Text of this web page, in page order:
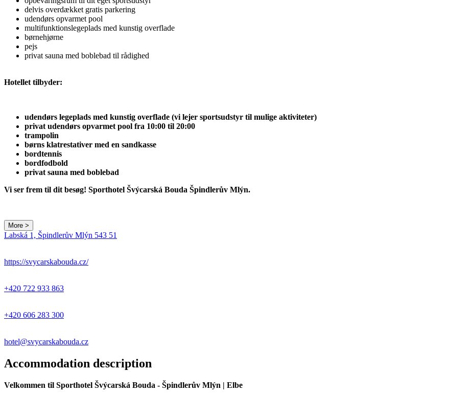
delvis overdækket gratis parkering
udendørs opvarmet pool
multifunktionslegeplads med kunstig overflade
børnehjørne
pejs
privat sauna med boblebad til rådighed
Hotellet tilbyder:
udendørs legeplads med kunstig overflade (vi lejer sportsudstyr til mulige aktiviteter)
privat udendørs opvarmet pool fra 10:00 til 20:00
trampolin
børns klatrestativer med en sandkasse
bordtennis
bordfodbold
privat sauna med boblebad
Vi ser frem til dit besøg! Sporthotel Švýcarská Bouda Špindlerův Mlýn.
More >
Labská 1, Špindlerův Mlýn 543 51
https://svycarskabouda.cz/
+420 722 933 863
+420 606 283 300
hotel@svycarskabouda.cz
Accommodation description
Velkommen til Sporthotel Švýcarská Bouda - Špindlerův Mlýn | Elbe